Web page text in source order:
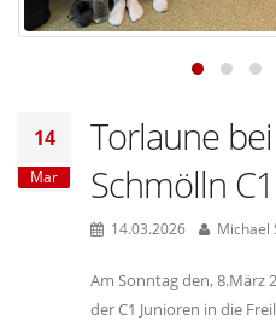
14
Mar
Torlaune
Schmölln
14.03.2026 Michael
Am Sonntag den, 8.März
der C1 Junioren in die